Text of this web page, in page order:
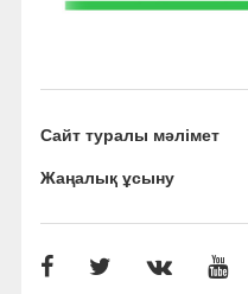
Сайт туралы мәлімет
Жаңалық ұсыну